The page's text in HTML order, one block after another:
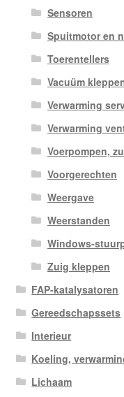
Sensoren
Spuitmotor en
Toerentellers
Vacuüm
Verwarming
Verwarming
Voerpompen,
Voorgerechten
Weergave
Weerstanden
Windows-
Zuig kleppen
FAP-katalysatoren
Gereedschapssets
Interieur
Koeling,
Lichaam